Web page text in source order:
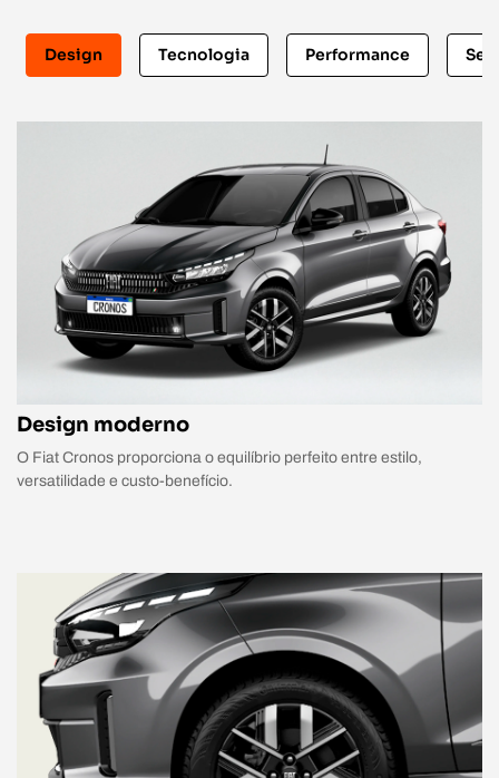
Design Tecnologia Performance
Design moderno
O Fiat Cronos proporciona o equilíbrio perfeito entre estilo,
versatilidade e custo-benefício.